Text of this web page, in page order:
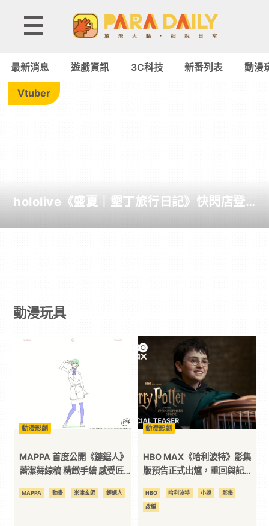
玩
Paradaily
-
｜
二
次
元
最新消息 遊戲資訊 3C科技 新番列表 動漫
Vtuber
hololive《盛夏｜墾丁旅行日記》快閃店登
動漫玩具
動漫影劇
MAPPA 首度公開《鏈鋸人》
蕾潔舞線稿 精緻手繪 感受匠
MAPPA 動畫 米津玄師 鏈鋸人
動漫影劇
HBO MAX《哈利波特》影集
版預告正式出爐，重回與記憶
HBO 哈利波特 小說 影集
改編